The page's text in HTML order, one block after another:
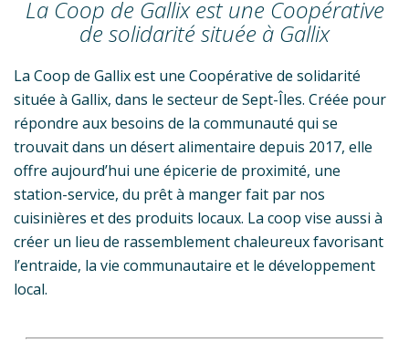
La Coop de Gallix est une Coopérative
de solidarité située à Gallix
La Coop de Gallix est une Coopérative de solidarité
située à Gallix, dans le secteur de Sept-Îles. Créée pour
répondre aux besoins de la communauté qui se
trouvait dans un désert alimentaire depuis 2017, elle
offre aujourd’hui une épicerie de proximité, une
station-service, du prêt à manger fait par nos
cuisinières et des produits locaux. La coop vise aussi à
créer un lieu de rassemblement chaleureux favorisant
l’entraide, la vie communautaire et le développement
local.